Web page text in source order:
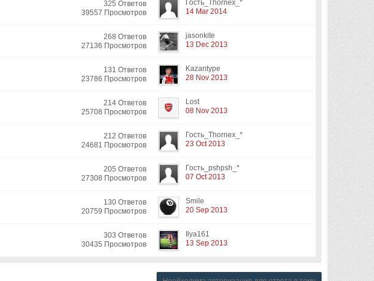
325 Ответов
39557 Просмотров
Гость_Thornex_*
14 Mar 2014
268 Ответов
27136 Просмотров
jasonkite
13 Dec 2013
131 Ответов
23786 Просмотров
Kazantype
28 Nov 2013
214 Ответов
25708 Просмотров
Lost
08 Nov 2013
212 Ответов
24681 Просмотров
Гость_Thornex_*
23 Oct 2013
205 Ответов
27308 Просмотров
Гость_pshpsh_*
07 Oct 2013
130 Ответов
20759 Просмотров
Smile
20 Sep 2013
303 Ответов
30435 Просмотров
Ilya161
13 Sep 2013